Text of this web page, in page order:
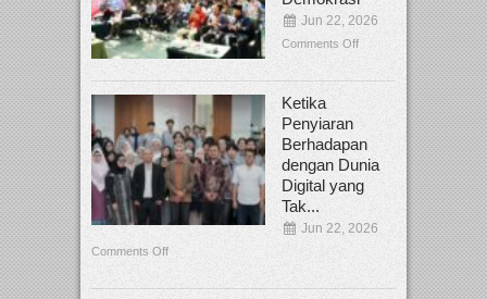
Jun 22, 2026
Comments Off
Ketika
Penyiaran
Berhadapan
dengan Dunia
Digital yang
Tak...
Jun 22, 2026
Comments Off